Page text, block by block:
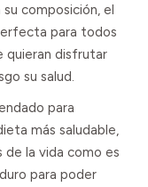
composición, el
para todos
quieran disfrutar
su salud.
para
más saludable,
de la vida como es
para poder